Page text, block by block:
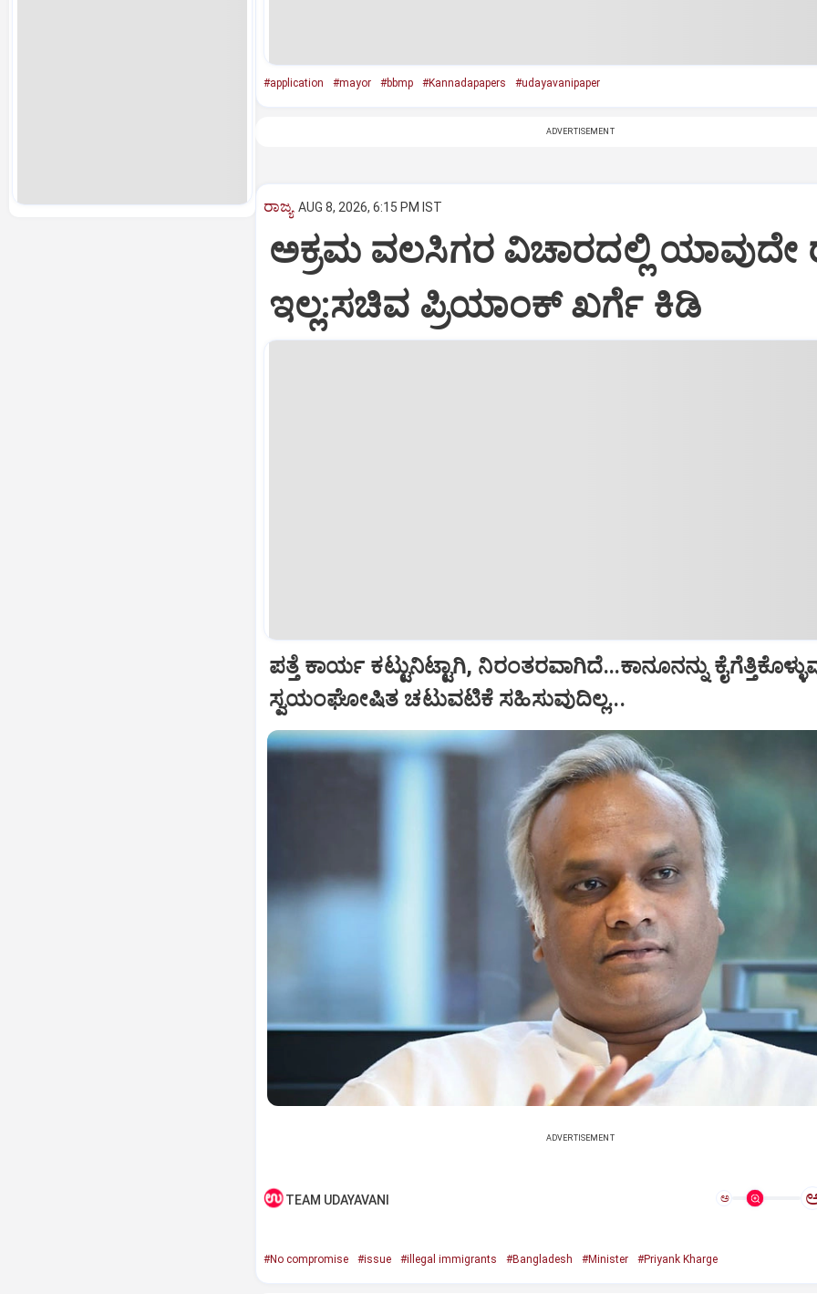
#application #mayor #bbmp #Kannadapapers #udayavanipaper
ADVERTISEMENT
ರಾಜ್ಯ AUG 8, 2026, 6:15 PM IST
ಅಕ್ರಮ ವಲಸಿಗರ ವಿಚಾರದಲ್ಲಿ ಯಾವುದೇ
ಇಲ್ಲ:ಸಚಿವ ಪ್ರಿಯಾಂಕ್ ಖರ್ಗೆ ಕಿಡಿ
ಪತ್ತೆ ಕಾರ್ಯ ಕಟ್ಟುನಿಟ್ಟಾಗಿ, ನಿರಂತರವಾಗಿದೆ...ಕಾನೂನನ್ನು
ಸ್ವಯಂಘೋಷಿತ ಚಟುವಟಿಕೆ ಸಹಿಸುವುದಿಲ್ಲ...
ADVERTISEMENT
TEAM UDAYAVANI ಅ
#No compromise #issue #illegal immigrants #Bangladesh #Minister #Priyank Kharge